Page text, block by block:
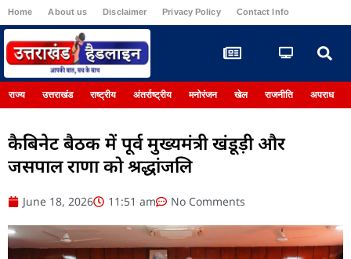
Home About us Disclaimer Privacy Policy Contact Info
राज्य उत्तराखंड राष्ट्रीय अंतर्राष्ट्रीय मनोरंजन खेल राजनीति अपराध
कैबिनेट बैठक में पूर्व मुख्यमंत्री खंडूड़ी और
जसपाल राणा को श्रद्धांजलि
June 18, 2026 11:51 am No Comments